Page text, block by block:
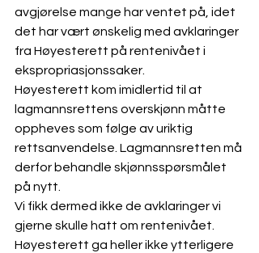
avgjørelse mange har ventet på, idet
det har vært ønskelig med avklaringer
fra Høyesterett på rentenivået i
ekspropriasjonssaker.
Høyesterett kom imidlertid til at
lagmannsrettens overskjønn måtte
oppheves som følge av uriktig
rettsanvendelse. Lagmannsretten må
derfor behandle skjønnsspørsmålet
på nytt.
Vi fikk dermed ikke de avklaringer vi
gjerne skulle hatt om rentenivået.
Høyesterett ga heller ikke ytterligere